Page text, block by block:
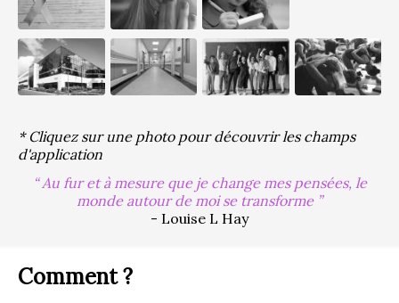
* Cliquez sur une photo pour découvrir les champs
d'application
Au fur et à mesure que je change mes pensées, le
monde autour de moi se transforme
- Louise L Hay
Comment ?